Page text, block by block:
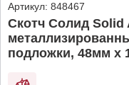
Артикул: 848467
Скотч Солид Solid
подложки, 48мм х